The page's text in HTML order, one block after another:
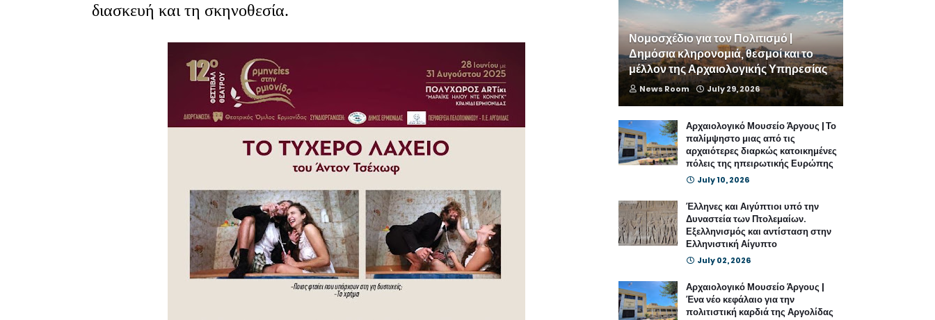
διασκευή και τη σκηνοθεσία.
Νομοσχέδιο για τον Πολιτισμό |
Δημόσια κληρονομιά, θεσμοί και το
μέλλον της Αρχαιολογικής Υπηρεσίας
News Room July 29, 2026
Αρχαιολογικό Μουσείο Άργους | Το
παλίμψηστο μιας από τις
αρχαιότερες διαρκώς κατοικημένες
πόλεις της ηπειρωτικής Ευρώπης
July 10, 2026
Έλληνες και Αιγύπτιοι υπό την
Δυναστεία των Πτολεμαίων.
Εξελληνισμός και αντίσταση στην
Ελληνιστική Αίγυπτο
July 02, 2026
Αρχαιολογικό Μουσείο Άργους |
Ένα νέο κεφάλαιο για την
πολιτιστική καρδιά της Αργολίδας